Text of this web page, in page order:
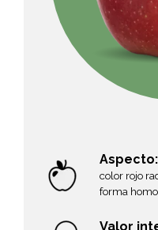
Aspecto:
color rojo
forma
Valor